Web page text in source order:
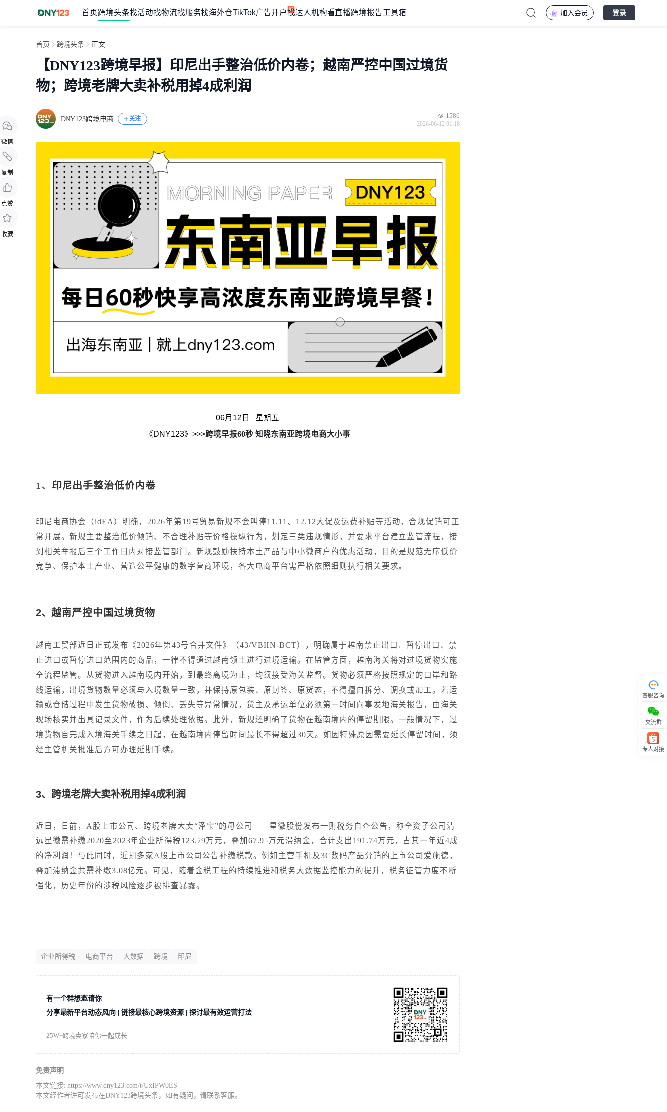
首页 跨境头条找活动找物流找服务找海外仓TikTok广告开户找达人机构看直播跨境报告工具箱 加入会员 登录
微信
复制
点赞
收藏
首页 跨境头条 正文
【DNY123跨境早报】印尼出手整治低价内卷；越南严控中国过境货
物；跨境老牌大卖补税用掉4成利润
DNY123跨境电商 关注 1586
2026-06-12 01:18
06月12日 星期五
《DNY123》>>>跨境早报60秒 知晓东南亚跨境电商大小事
1、 印尼出手整治低价内卷
印尼电商协会（idEA）明确，2026年第19号贸易新规不会叫停11.11、12.12大促及运费补贴等活动，合规促销可正
常开展。新规主要整治低价倾销、不合理补贴等价格操纵行为，划定三类违规情形，并要求平台建立监管流程，接
到相关举报后三个工作日内对接监管部门。新规鼓励扶持本土产品与中小微商户的优惠活动，目的是规范无序低价
竞争、保护本土产业、营造公平健康的数字营商环境，各大电商平台需严格依照细则执行相关要求。
2、 越南严控中国过境货物
越南工贸部近日正式发布《2026年第43号合并文件》（43/VBHN-BCT），明确属于越南禁止出口、暂停出口、禁
止进口或暂停进口范围内的商品，一律不得通过越南领土进行过境运输。在监管方面，越南海关将对过境货物实施
全流程监管。从货物进入越南境内开始，到最终离境为止，均须接受海关监督。货物必须严格按照规定的口岸和路
线运输，出境货物数量必须与入境数量一致，并保持原包装、原封签、原货态，不得擅自拆分、调换或加工。若运
输或仓储过程中发生货物破损、倾倒、丢失等异常情况，货主及承运单位必须第一时间向事发地海关报告，由海关
现场核实并出具记录文件，作为后续处理依据。此外，新规还明确了货物在越南境内的停留期限。一般情况下，过
境货物自完成入境海关手续之日起，在越南境内停留时间最长不得超过30天。如因特殊原因需要延长停留时间，须
经主管机关批准后方可办理延期手续。
3、跨境老牌大卖补税用掉4成利润
近日，日前，A股上市公司、跨境老牌大卖“泽宝”的母公司——星徽股份发布一则税务自查公告，称全资子公司清
远星徽需补缴2020至2023年企业所得税123.79万元，叠加67.95万元滞纳金，合计支出191.74万元，占其一年近4成
的净利润！与此同时，近期多家A股上市公司公告补缴税款。例如主营手机及3C数码产品分销的上市公司爱施德，
叠加滞纳金共需补缴3.08亿元。可见，随着金税工程的持续推进和税务大数据监控能力的提升，税务征管力度不断
强化，历史年份的涉税风险逐步被排查暴露。
企业所得税 电商平台 大数据 跨境 印尼
有一个群想邀请你
分享最新平台动态风向 | 链接最核心跨境资源 | 探讨最有效运营打法
25W+跨境卖家陪你一起成长
免责声明
本文链接: https://www.dny123.com/t/UxIPW0ES
本文经作者许可发布在DNY123跨境头条，如有疑问，请联系客服。
客服咨询
交流群
专人对接